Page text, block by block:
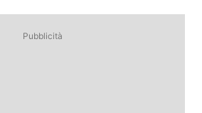
Pubblicità